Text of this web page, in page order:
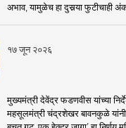
अभाव, यामुळेच हा दुसर्‍या फुटीचाही अंक
१७ जून २०२६
मुख्यमंत्री देवेंद्र फडणवीस यांच्या
महसूलमंत्री चंद्रशेखर बावनकुळे